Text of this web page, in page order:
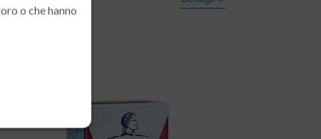
o che hanno